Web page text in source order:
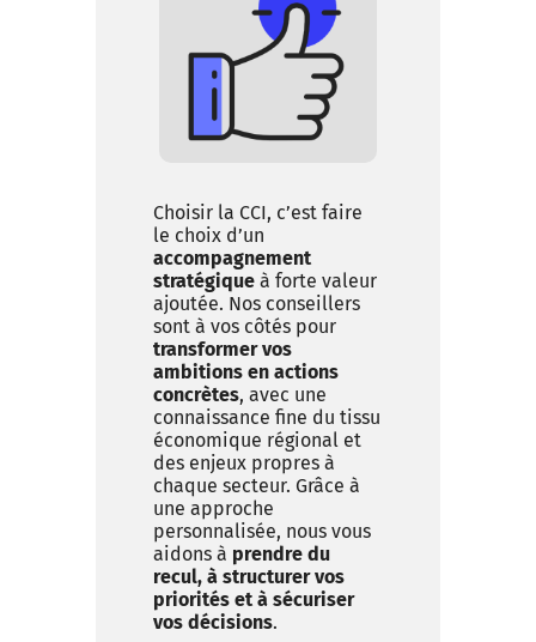
Choisir la CCI, c’est faire
le choix d’un
accompagnement
stratégique à forte valeur
ajoutée. Nos conseillers
sont à vos côtés pour
transformer vos
ambitions en actions
concrètes, avec une
connaissance fine du tissu
économique régional et
des enjeux propres à
chaque secteur. Grâce à
une approche
personnalisée, nous vous
aidons à prendre du
recul, à structurer vos
priorités et à sécuriser
vos décisions.